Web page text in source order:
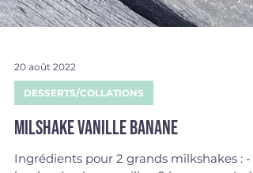
20 août 2022